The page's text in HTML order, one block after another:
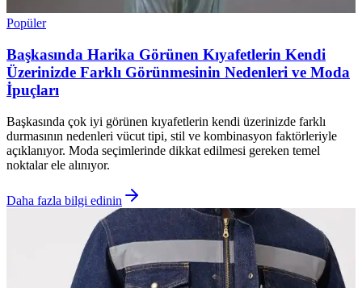
Popüler
Başkasında Harika Görünen Kıyafetlerin Kendi
Üzerinizde Farklı Görünmesinin Nedenleri ve Moda
İpuçları
Başkasında çok iyi görünen kıyafetlerin kendi üzerinizde farklı
durmasının nedenleri vücut tipi, stil ve kombinasyon faktörleriyle
açıklanıyor. Moda seçimlerinde dikkat edilmesi gereken temel
noktalar ele alınıyor.
Daha fazla bilgi edinin